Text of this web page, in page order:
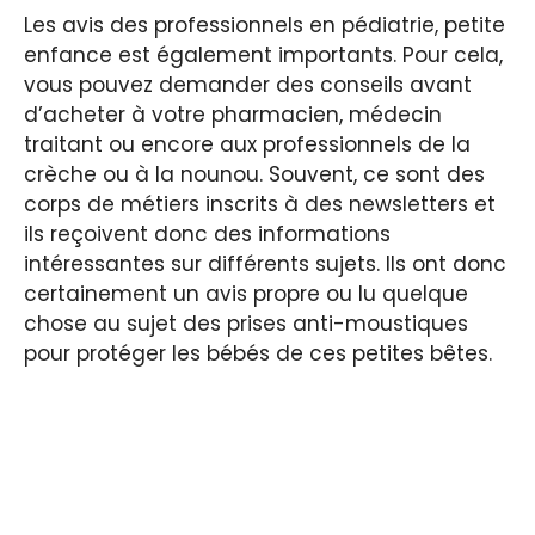
Les avis des professionnels en pédiatrie, petite
enfance est également importants. Pour cela,
vous pouvez demander des conseils avant
d’acheter à votre pharmacien, médecin
traitant ou encore aux professionnels de la
crèche ou à la nounou. Souvent, ce sont des
corps de métiers inscrits à des newsletters et
ils reçoivent donc des informations
intéressantes sur différents sujets. Ils ont donc
certainement un avis propre ou lu quelque
chose au sujet des prises anti-moustiques
pour protéger les bébés de ces petites bêtes.